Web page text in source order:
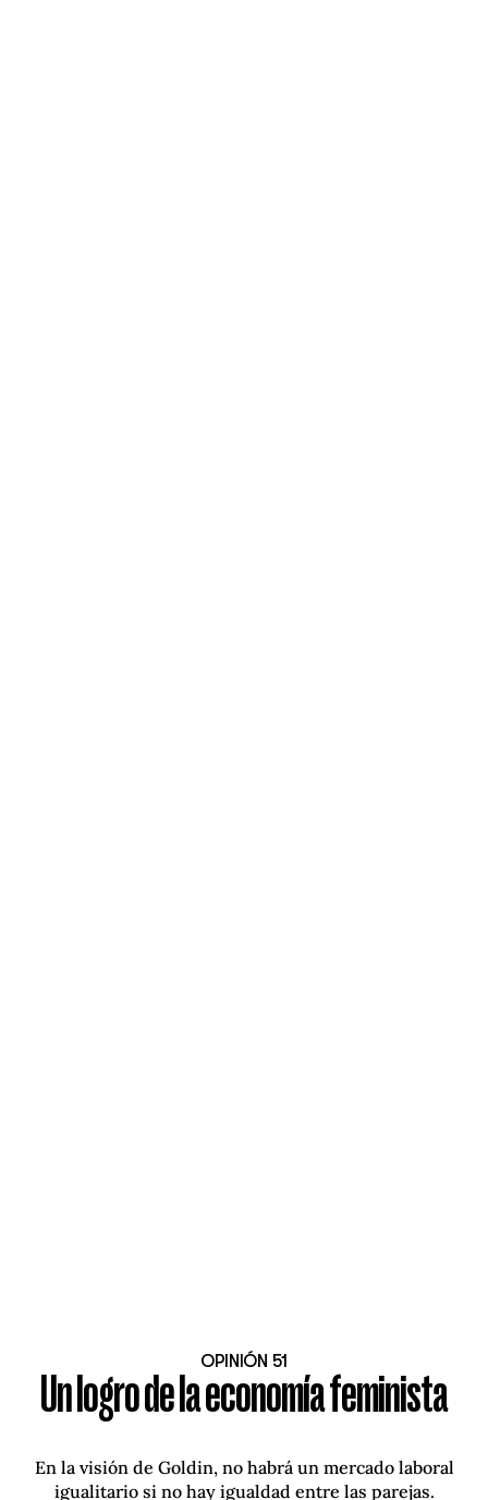
OPINIÓN 51
Un logro de la economía feminista
En la visión de Goldin, no habrá un mercado laboral
igualitario si no hay igualdad entre las parejas.